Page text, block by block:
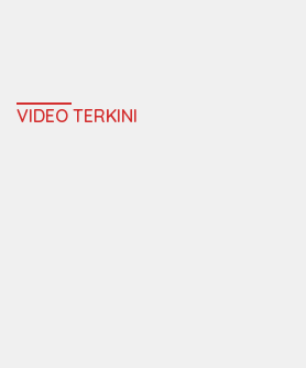
VIDEO TERKINI